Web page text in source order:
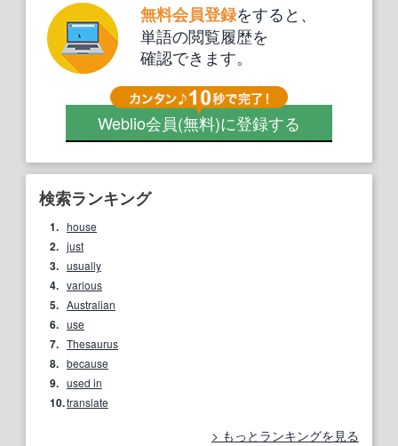
無料会員登録をすると、
単語の閲覧履歴を
確認できます。
Weblio会員(無料)に登録する
検索ランキング
1. house
2. just
3. usually
4. various
5. Australian
6. use
7. Thesaurus
8. because
9. used in
10.translate
もっとランキングを見る